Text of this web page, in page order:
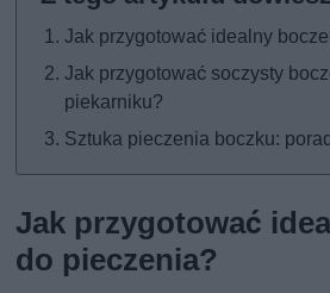
Jak przygotować idealny
Jak przygotować soczysty
piekarniku?
Sztuka pieczenia boczku:
Jak przygotować
do pieczenia?